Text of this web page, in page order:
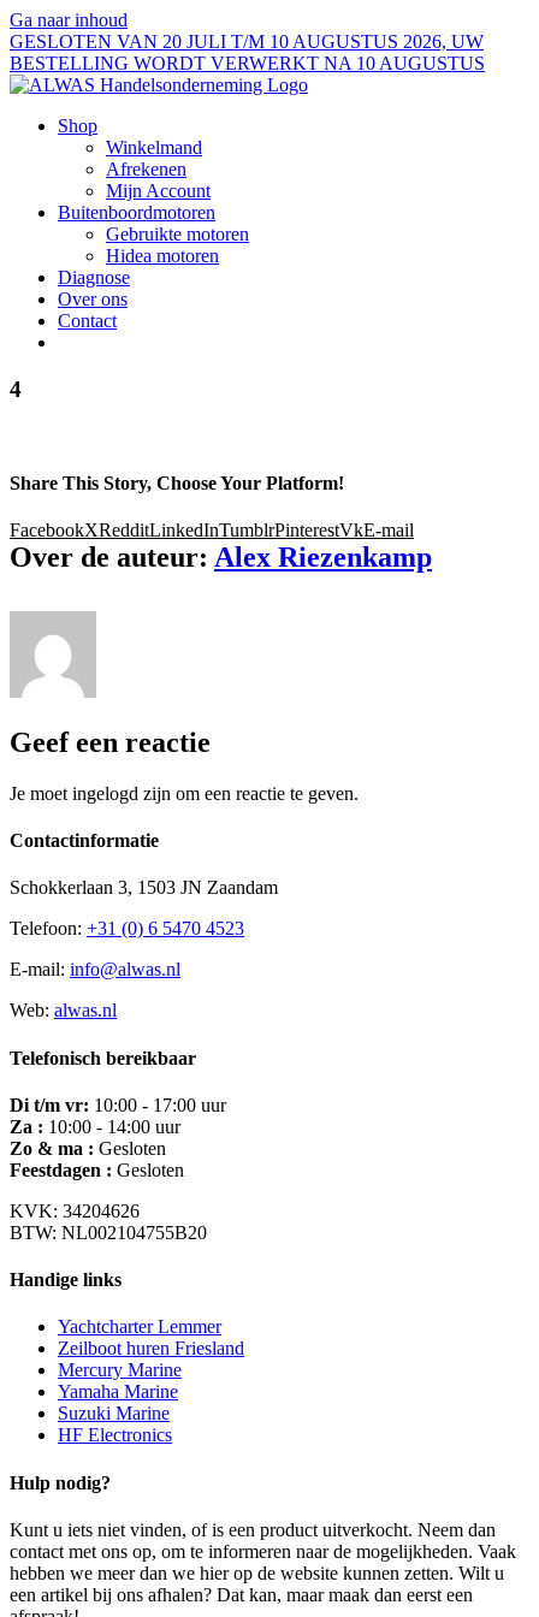
Ga naar inhoud
GESLOTEN VAN 20 JULI T/M 10 AUGUSTUS 2026, UW
BESTELLING WORDT VERWERKT NA 10 AUGUSTUS
Shop
Winkelmand
Afrekenen
Mijn Account
Buitenboordmotoren
Gebruikte motoren
Hidea motoren
Diagnose
Over ons
Contact
4
Share This Story, Choose Your Platform!
FacebookXRedditLinkedInTumblrPinterestVkE-mail
Over de auteur: Alex Riezenkamp
Geef een reactie
Je moet ingelogd zijn om een reactie te geven.
Contactinformatie
Schokkerlaan 3, 1503 JN Zaandam
Telefoon: +31 (0) 6 5470 4523
E-mail: info@alwas.nl
Web: alwas.nl
Telefonisch bereikbaar
Di t/m vr: 10:00 - 17:00 uur
Za : 10:00 - 14:00 uur
Zo & ma : Gesloten
Feestdagen : Gesloten
KVK: 34204626
BTW: NL002104755B20
Handige links
Yachtcharter Lemmer
Zeilboot huren Friesland
Mercury Marine
Yamaha Marine
Suzuki Marine
HF Electronics
Hulp nodig?
Kunt u iets niet vinden, of is een product uitverkocht. Neem dan
contact met ons op, om te informeren naar de mogelijkheden. Vaak
hebben we meer dan we hier op de website kunnen zetten. Wilt u
een artikel bij ons afhalen? Dat kan, maar maak dan eerst een